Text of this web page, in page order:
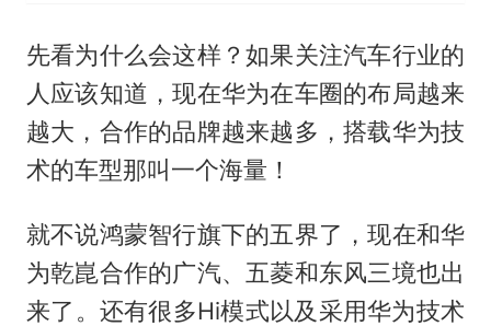
先看为什么会这样？如果关注汽车行业的
人应该知道，现在华为在车圈的布局越来
越大，合作的品牌越来越多，搭载华为技
术的车型那叫一个海量！
就不说鸿蒙智行旗下的五界了，现在和华
为乾崑合作的广汽、五菱和东风三境也出
来了。还有很多Hi模式以及采用华为技术